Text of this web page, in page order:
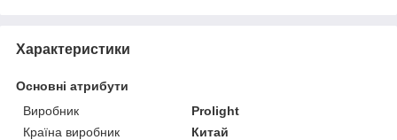
Характеристики
Основні атрибути
Виробник
Prolight
Країна виробник
Китай